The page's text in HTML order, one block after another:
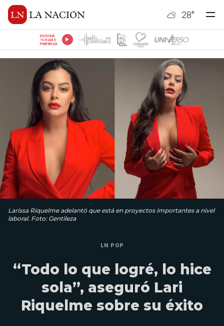
28°
ESCUCHÁ
TU RADIO
PREFERIDA
Larissa Riquelme adelantó que está en proyectos importantes a nivel
laboral. Foto: Gentileza
LN POP
“Todo lo que logré, lo hice
sola”, aseguró Lari
Riquelme sobre su éxito